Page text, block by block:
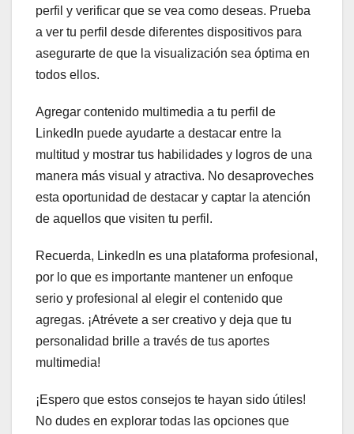
perfil y verificar que se vea como deseas. Prueba
a ver tu perfil desde diferentes dispositivos para
asegurarte de que la visualización sea óptima en
todos ellos.
Agregar contenido multimedia a tu perfil de
LinkedIn puede ayudarte a destacar entre la
multitud y mostrar tus habilidades y logros de una
manera más visual y atractiva. No desaproveches
esta oportunidad de destacar y captar la atención
de aquellos que visiten tu perfil.
Recuerda, LinkedIn es una plataforma profesional,
por lo que es importante mantener un enfoque
serio y profesional al elegir el contenido que
agregas. ¡Atrévete a ser creativo y deja que tu
personalidad brille a través de tus aportes
multimedia!
¡Espero que estos consejos te hayan sido útiles!
No dudes en explorar todas las opciones que